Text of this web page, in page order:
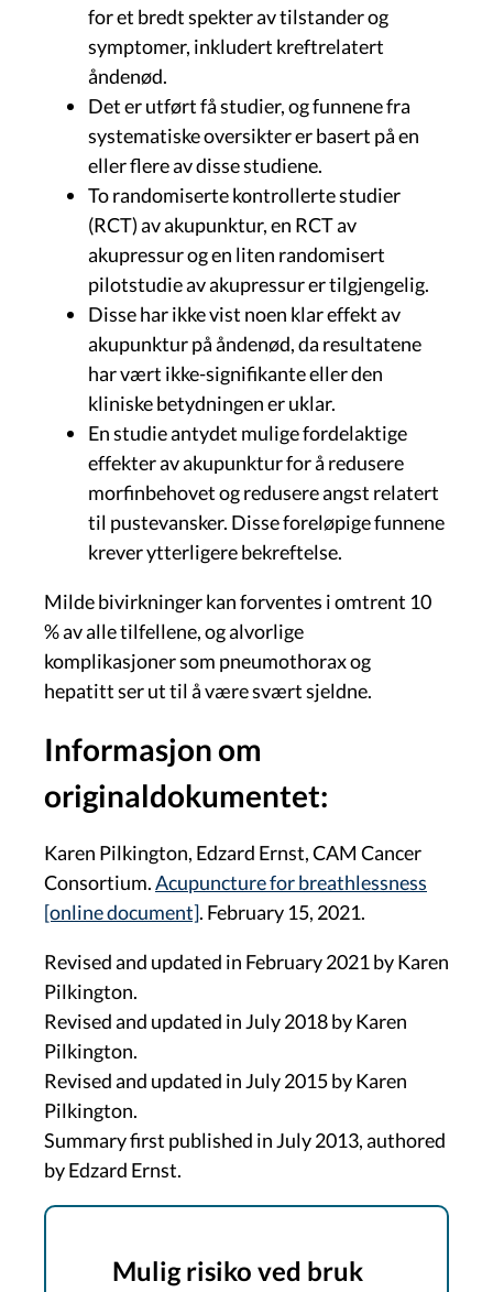
for et bredt spekter av tilstander og
symptomer, inkludert kreftrelatert
åndenød.
Det er utført få studier, og funnene fra
systematiske oversikter er basert på en
eller flere av disse studiene.
To randomiserte kontrollerte studier
(RCT) av akupunktur, en RCT av
akupressur og en liten randomisert
pilotstudie av akupressur er tilgjengelig.
Disse har ikke vist noen klar effekt av
akupunktur på åndenød, da resultatene
har vært ikke-signifikante eller den
kliniske betydningen er uklar.
En studie antydet mulige fordelaktige
effekter av akupunktur for å redusere
morfinbehovet og redusere angst relatert
til pustevansker. Disse foreløpige funnene
krever ytterligere bekreftelse.
Milde bivirkninger kan forventes i omtrent 10
% av alle tilfellene, og alvorlige
komplikasjoner som pneumothorax og
hepatitt ser ut til å være svært sjeldne.
Informasjon om
originaldokumentet:
Karen Pilkington, Edzard Ernst, CAM Cancer
Consortium.Acupuncture for breathlessness
[online document]. February 15, 2021.
Revised and updated in February 2021 by Karen
Pilkington.
Revised and updated in July 2018 by Karen
Pilkington.
Revised and updated in July 2015 by Karen
Pilkington.
Summary first published in July 2013, authored
by Edzard Ernst.
Mulig risiko ved bruk